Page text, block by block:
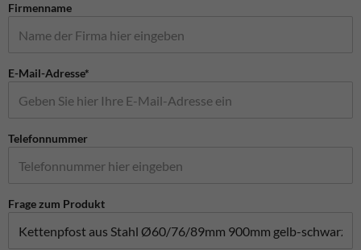
Firmenname
E-Mail-Adresse*
Telefonnummer
Frage zum Produkt